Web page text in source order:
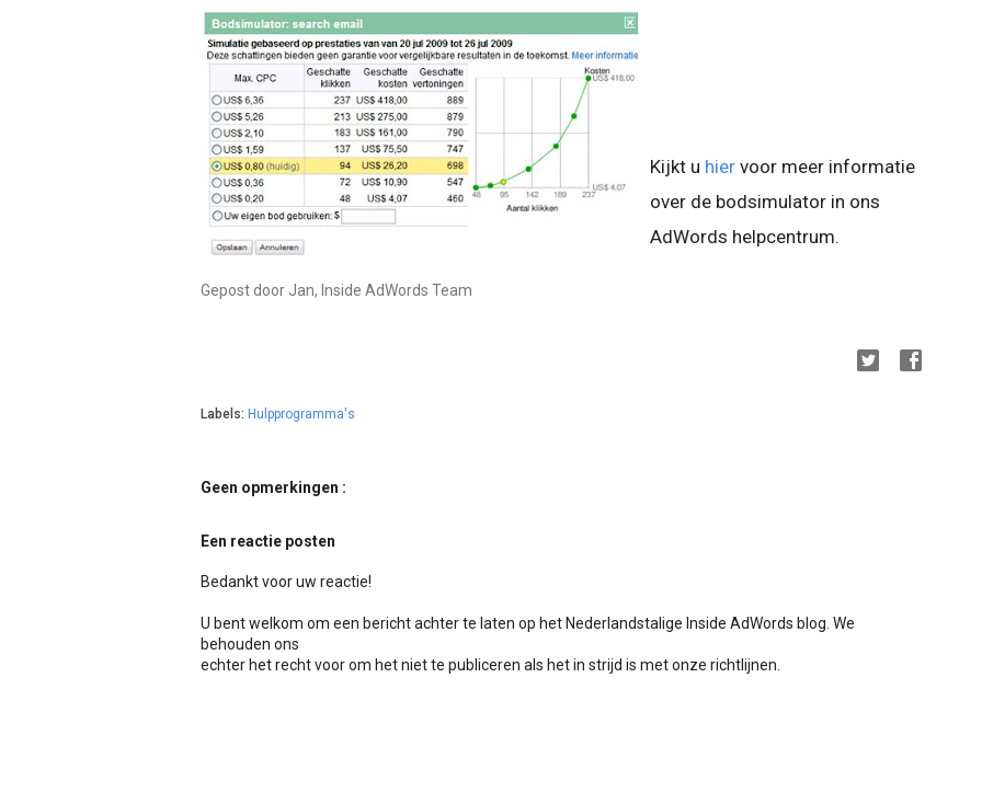
Kijkt u hier voor meer informatie
over de bodsimulator in ons
AdWords helpcentrum.
Gepost door Jan, Inside AdWords Team
Labels: Hulpprogramma's
Geen opmerkingen :
Een reactie posten
Bedankt voor uw reactie!
U bent welkom om een bericht achter te laten op het Nederlandstalige Inside AdWords blog. We
behouden ons
echter het recht voor om het niet te publiceren als het in strijd is met onze richtlijnen.